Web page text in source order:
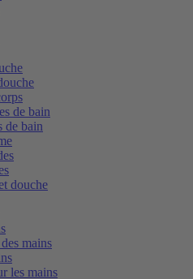
de bain
de bain
douche
mains
les mains